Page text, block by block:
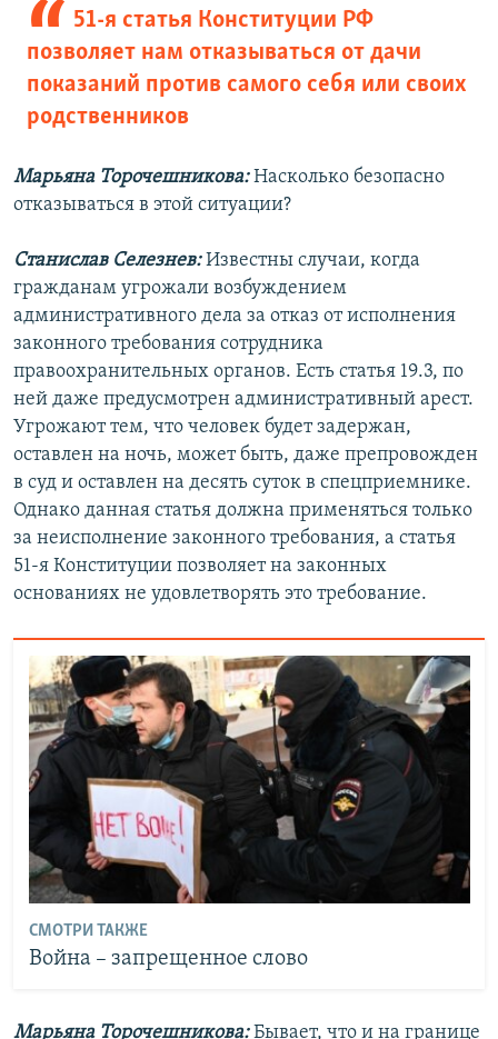
51-я статья Конституции РФ
позволяет нам отказываться от дачи
показаний против самого себя или своих
родственников
Марьяна Торочешникова:Насколько безопасно
отказываться в этой ситуации?
Станислав Селезнев:Известны случаи, когда
гражданам угрожали возбуждением
административного дела за отказ от исполнения
законного требования сотрудника
правоохранительных органов. Есть статья 19.3, по
ней даже предусмотрен административный арест.
Угрожают тем, что человек будет задержан,
оставлен на ночь, может быть, даже препровожден
в суд и оставлен на десять суток в спецприемнике.
Однако данная статья должна применяться только
за неисполнение законного требования, а статья
51-я Конституции позволяет на законных
основаниях не удовлетворять это требование.
СМОТРИ ТАКЖЕ
Война – запрещенное слово
Марьяна Торочешникова:Бывает, что и на границе